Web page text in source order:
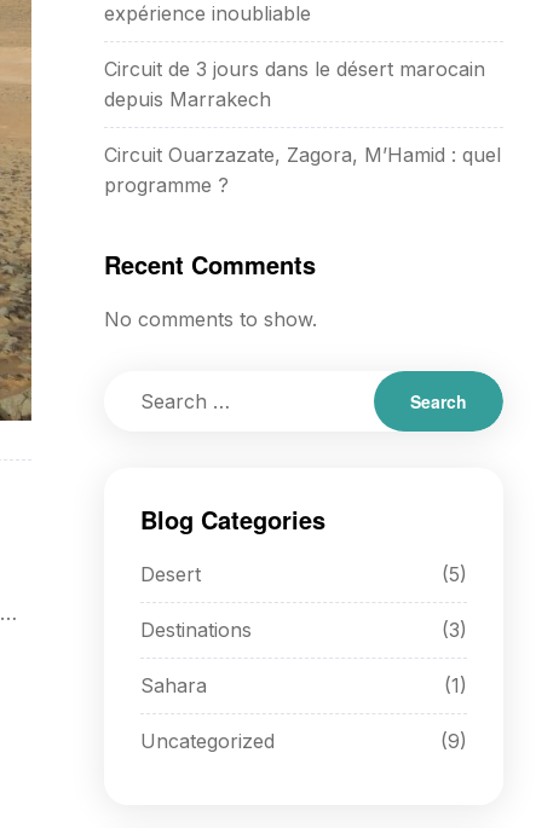
expérience inoubliable
Circuit de 3 jours dans le désert marocain
depuis Marrakech
Circuit Ouarzazate, Zagora, M’Hamid : quel
programme ?
Recent Comments
No comments to show.
Blog Categories
Desert (5)
Destinations (3)
Sahara (1)
Uncategorized (9)